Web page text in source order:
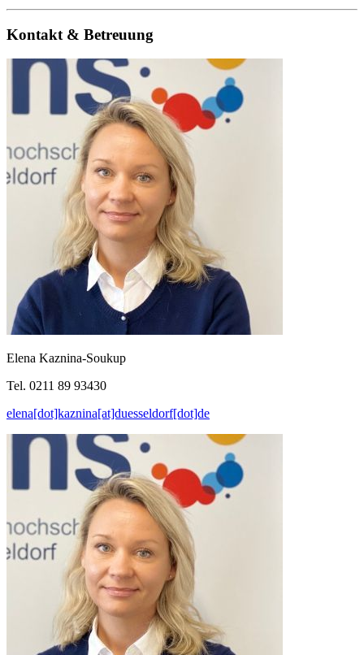
Kontakt & Betreuung
Elena Kaznina-Soukup
Tel. 0211 89 93430
elena[dot]kaznina[at]duesseldorf[dot]de